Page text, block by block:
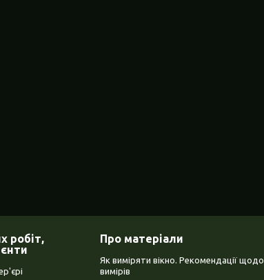
робіт,
Про матеріали
Як виміряти вікно. Рекомендації щодо
вимірів